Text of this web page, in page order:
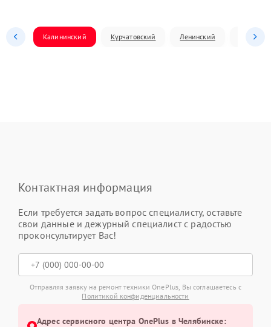
Калининский Курчатовский Ленинский
Контактная информация
Если требуется задать вопрос специалисту, оставьте
свои данные и дежурный специалист с радостью
проконсультирует Вас!
Отправляя заявку на ремонт техники OnePlus, Вы соглашаетесь с
Политикой конфиденциальности
Адрес сервисного центра OnePlus в Челябинске: